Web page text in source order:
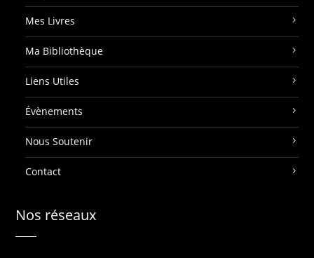
Mes Livres
Ma Bibliothèque
Liens Utiles
Évènements
Nous Soutenir
Contact
Nos réseaux